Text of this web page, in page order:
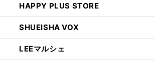
HAPPY PLUS STORE
SHUEISHA VOX
LEEマルシェ